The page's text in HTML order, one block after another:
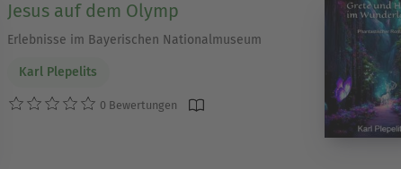
Jesus auf dem Olymp
Erlebnisse im Bayerischen Nationalmuseum
Karl Plepelits
0 Bewertungen